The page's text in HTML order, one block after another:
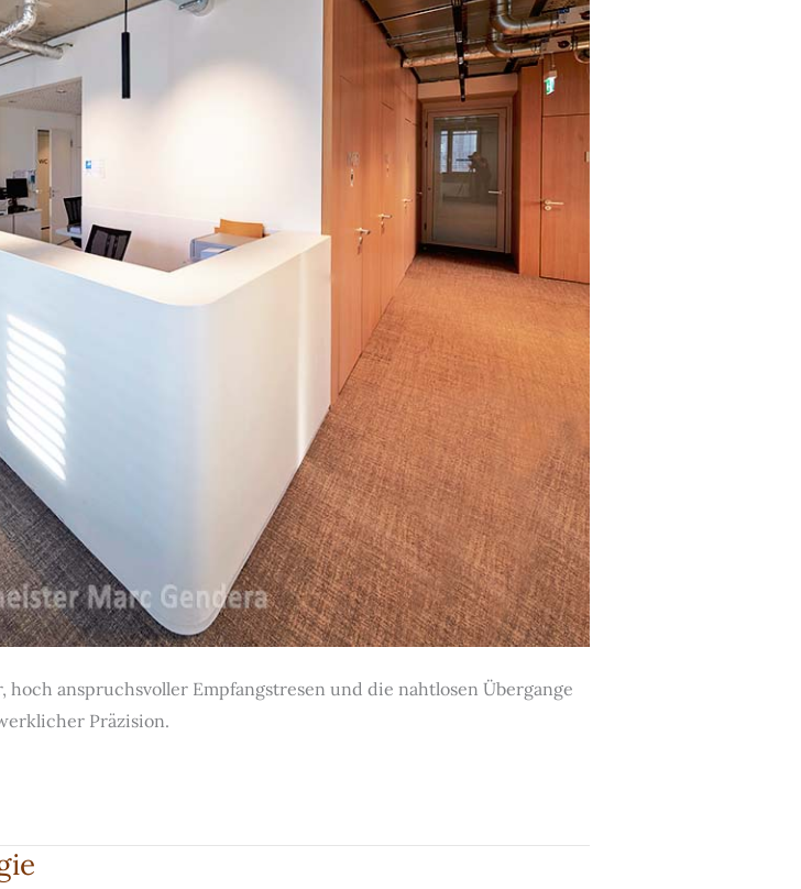
anspruchsvoller Empfangstresen und die nahtlosen Übergange
Präzision.